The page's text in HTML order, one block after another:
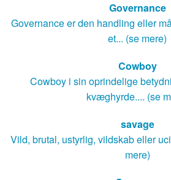
Governance
Governance er den handling eller
et... (se mere)
Cowboy
Cowboy i sin oprindelige
kvæghyrde.... (se
savage
Vild, brutal, ustyrlig, vildskab eller
mere)